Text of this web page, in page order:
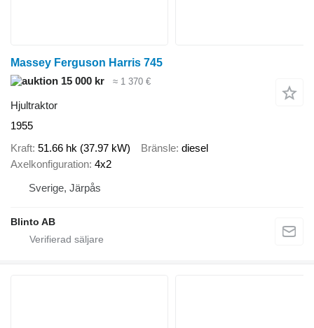
Massey Ferguson Harris 745
15 000 kr
≈ 1 370 €
Hjultraktor
1955
Kraft 51.66 hk (37.97 kW) Bränsle diesel
Axelkonfiguration 4x2
Sverige, Järpås
Blinto AB